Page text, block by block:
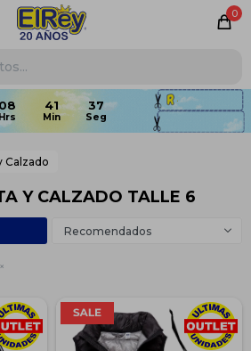
0
Calzado
Y CALZADO TALLE 6
Recomendados